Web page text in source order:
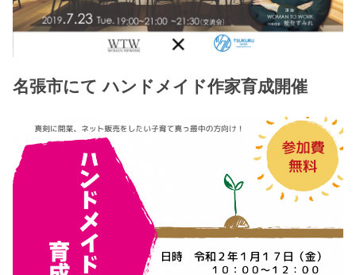
名張市にて ハンドメイド作家育成開催